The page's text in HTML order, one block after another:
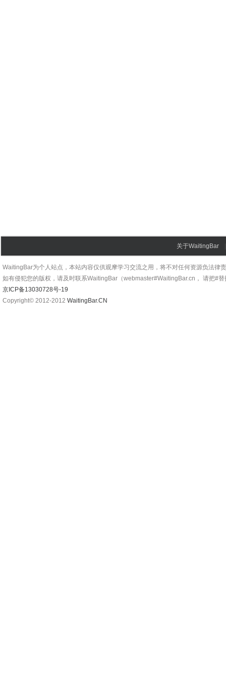
关于WaitingBar
WaitingBar为个人站点，本站内容仅供观摩学习交流之用，将不对任何资源负法律
如有侵犯您的版权，请及时联系WaitingBar（webmaster#WaitingBar.cn， 请把#
京ICP备13030728号-19
Copyright© 2012-2012 WaitingBar.CN